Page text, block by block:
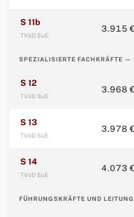
S 11b
TVöD SuE
3.915 €
SPEZIALISIERTE FACHKRÄFTE —
S 12
TVöD SuE
3.968 €
S 13
TVöD SuE
3.978 €
S 14
TVöD SuE
4.073 €
FÜHRUNGSKRÄFTE UND